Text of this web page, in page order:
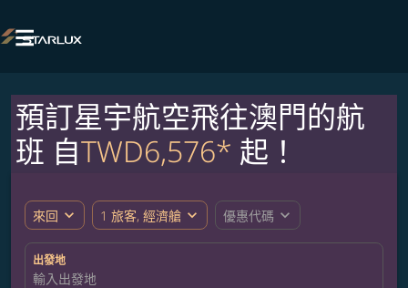

預訂星宇航空飛往澳門的航
班 自TWD6,576* 起！
來回 expand_more 1 旅客, 經濟艙 expand_more 優惠代碼 expand_more
出發地
輸入出發地